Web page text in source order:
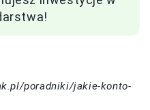
poradniki/jakie-konto-